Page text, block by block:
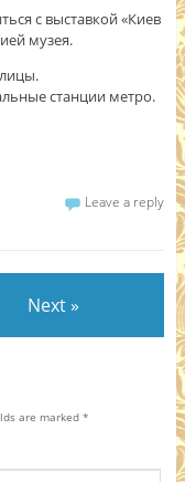
с выставкой «Киев
музея.
станции метро.
Leave a reply
Next »
are marked *